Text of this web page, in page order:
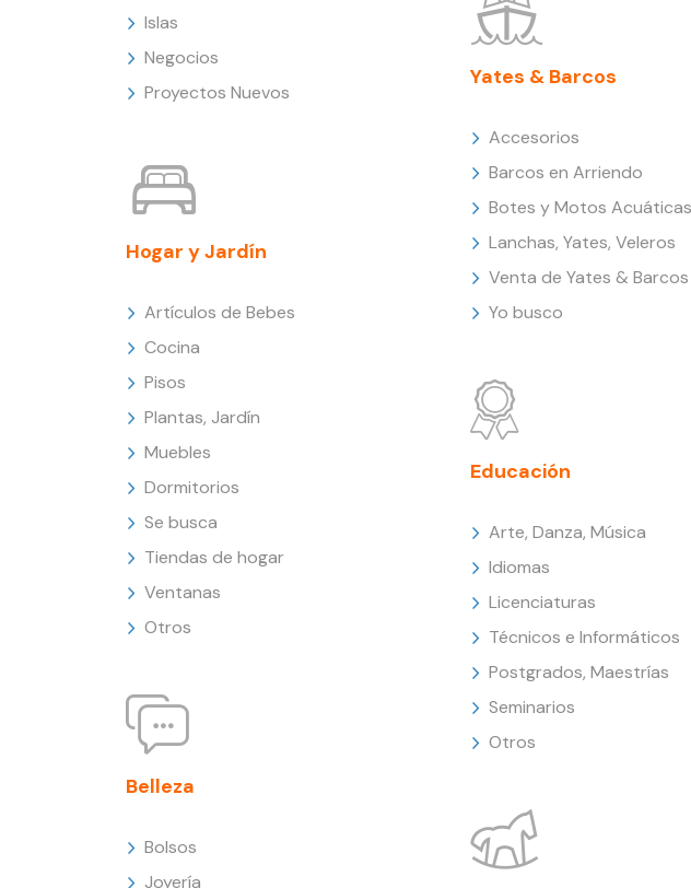
Islas
Negocios
Proyectos Nuevos
Hogar y Jardín
Artículos de Bebes
Cocina
Pisos
Plantas, Jardín
Muebles
Dormitorios
Se busca
Tiendas de hogar
Ventanas
Otros
Belleza
Bolsos
Joyería
Yates & Barcos
Accesorios
Barcos en Arriendo
Botes y Motos Acuáticas
Lanchas, Yates, Veleros
Venta de Yates & Barcos
Yo busco
Educación
Arte, Danza, Música
Idiomas
Licenciaturas
Técnicos e Informáticos
Postgrados, Maestrías
Seminarios
Otros